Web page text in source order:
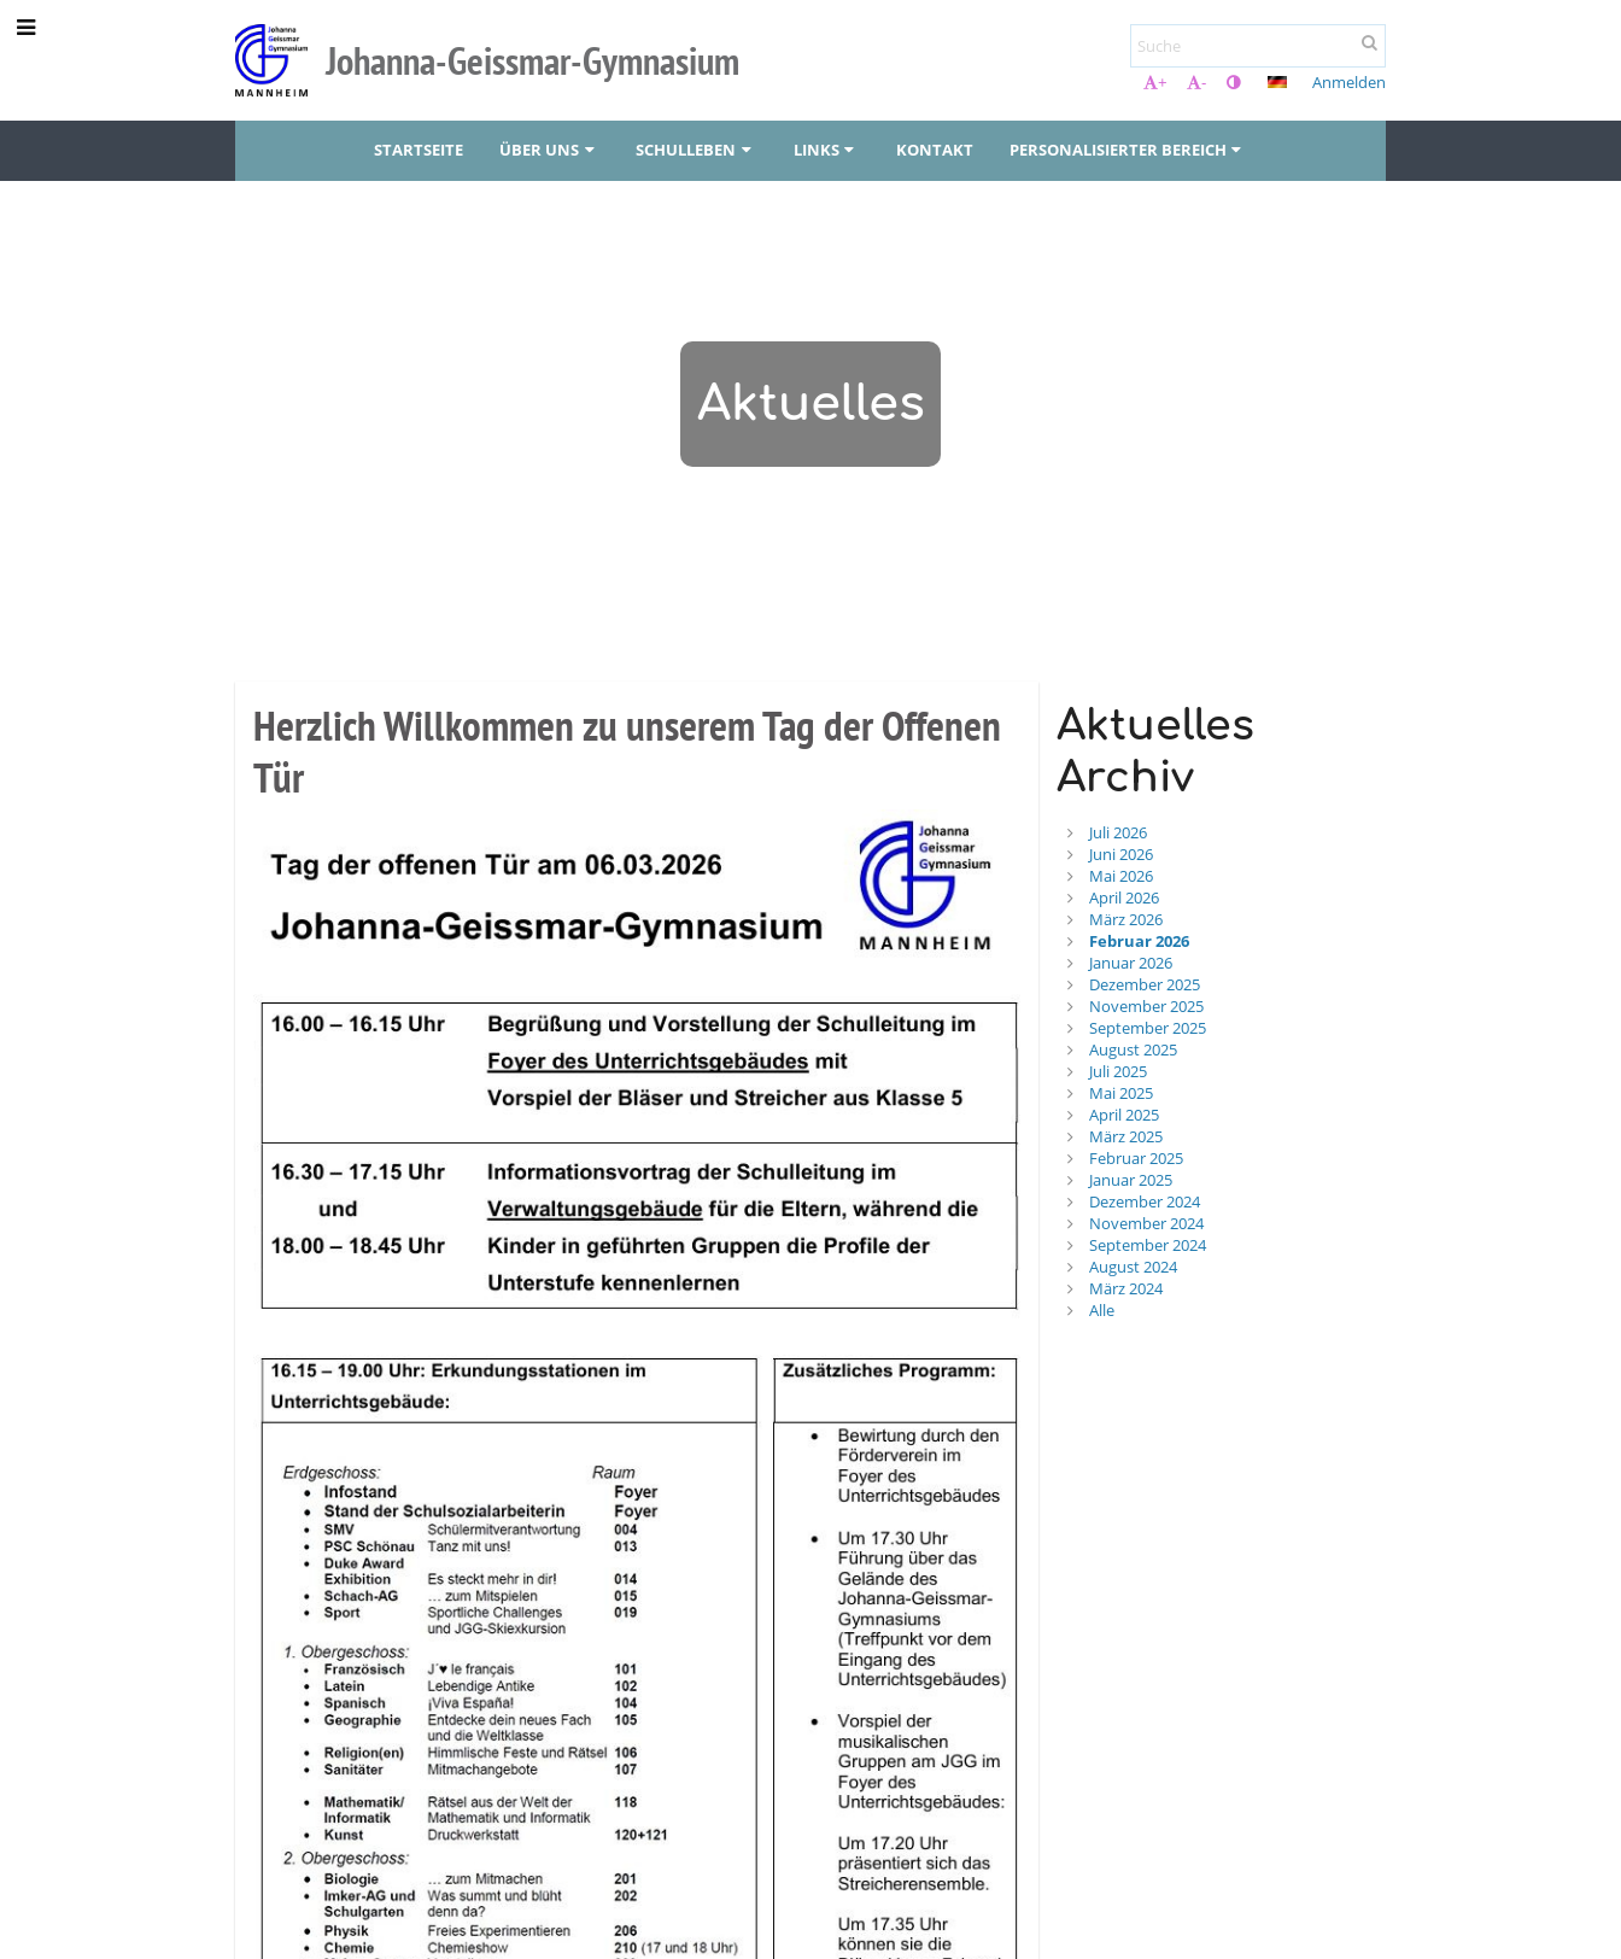
Johanna-Geissmar-Gymnasium + - Anmelden
STARTSEITE ÜBER UNS SCHULLEBEN LINKS KONTAKT PERSONALISIERTER BEREICH
Aktuelles
Aktuelles
Herzlich Willkommen zu unserem Tag der Offenen
Tür
Aktuelles
Archiv
Juli 2026
Juni 2026
Mai 2026
April 2026
März 2026
Februar 2026
Januar 2026
Dezember 2025
November 2025
September 2025
August 2025
Juli 2025
Mai 2025
April 2025
März 2025
Februar 2025
Januar 2025
Dezember 2024
November 2024
September 2024
August 2024
März 2024
Alle